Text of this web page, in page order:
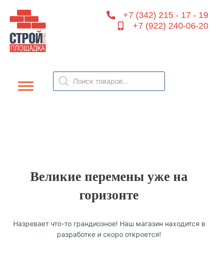
содержимому
+7 (342) 215 - 17 - 19
+7 (922) 240-06-20
Поиск
товаров
Великие перемены уже на
горизонте
Назревает что-то грандиозное! Наш магазин находится в
разработке и скоро откроется!